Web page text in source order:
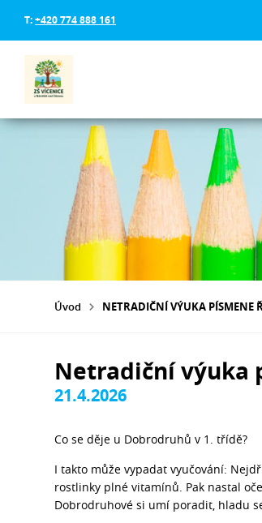
T:+420 774 888 161
Úvod NETRADIČNÍ VÝUKA PÍSMENE
Netradiční výuka
21.4.2026
Co se děje u Dobrodruhů v 1. třídě?
I takto může vypadat vyučování:
rostlinky plné vitamínů. Pak nastal
Dobrodruhové si umí poradit, hladu